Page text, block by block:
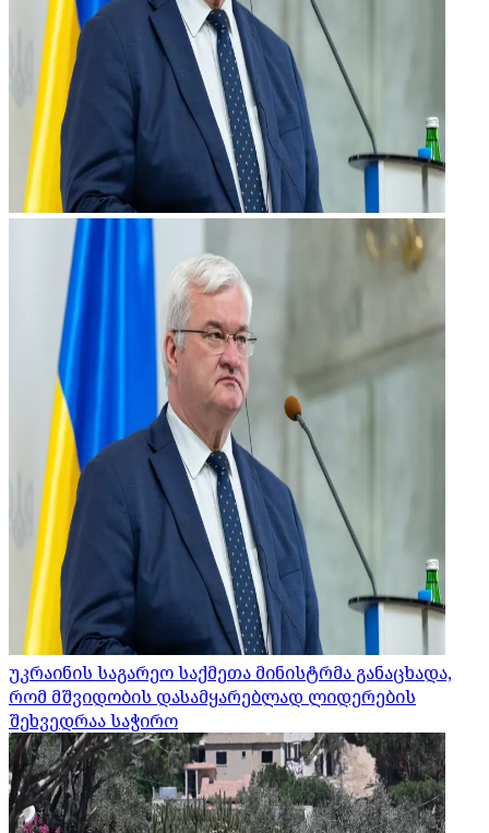
უკრაინის საგარეო საქმეთა მინისტრმა განაცხადა,
რომ მშვიდობის დასამყარებლად ლიდერების
შეხვედრაა საჭირო